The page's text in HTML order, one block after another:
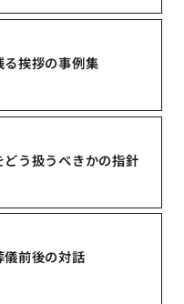
挨拶の事例集
う扱うべきかの指針
前後の対話